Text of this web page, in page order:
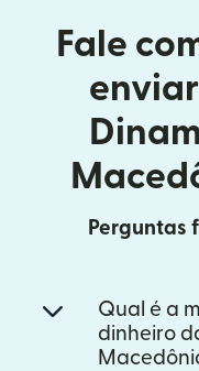
Fale
Perguntas
Qual é a
dinheiro